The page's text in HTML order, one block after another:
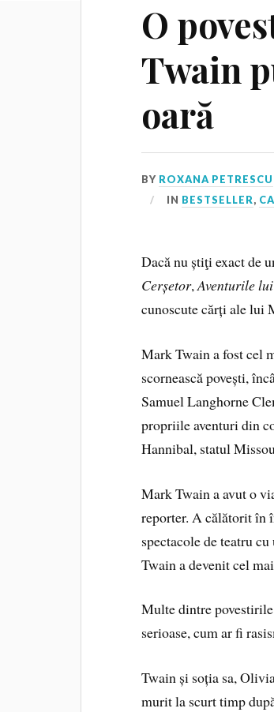
O
Twain
oară
BY ROXANA PETRESCU
IN BESTSELLER,
Dacă nu știţi exact de
Cerșetor,Aventurile
cunoscute cărți ale lui
Mark Twain a fost cel
scornească povești,
Samuel Langhorne
propriile aventuri din
Hannibal, statul
Mark Twain a avut o
reporter. A călătorit în
spectacole de teatru
Twain a devenit cel
Multe dintre
serioase, cum ar fi
Twain și soția sa,
murit la scurt timp